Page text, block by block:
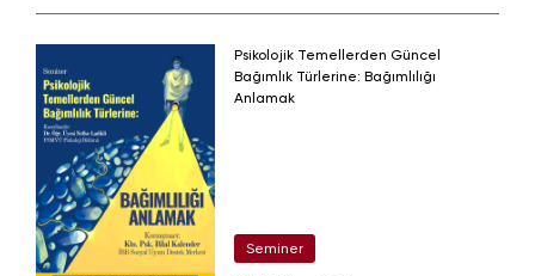
Psikolojik Temellerden Güncel
Bağımlık Türlerine: Bağımlılığı
Anlamak
Seminer